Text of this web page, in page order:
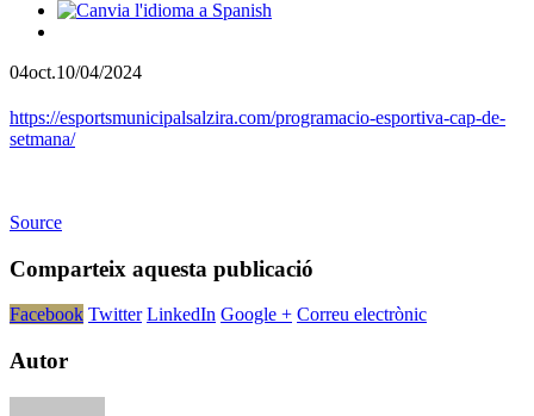
04oct.10/04/2024
https://esportsmunicipalsalzira.com/programacio-esportiva-cap-de-
setmana/
Source
Comparteix aquesta publicació
Facebook Twitter LinkedIn Google + Correu electrònic
Autor